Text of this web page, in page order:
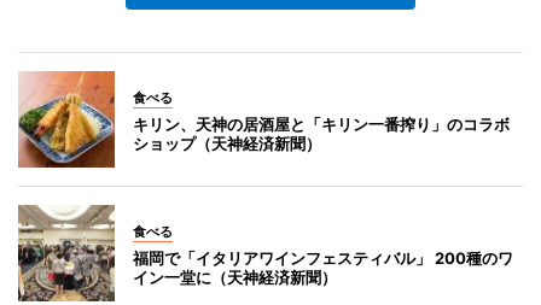
食べる
キリン、天神の居酒屋と「キリン一番搾り」のコラボ
ショップ（天神経済新聞）
食べる
福岡で「イタリアワインフェスティバル」 200種のワ
イン一堂に（天神経済新聞）